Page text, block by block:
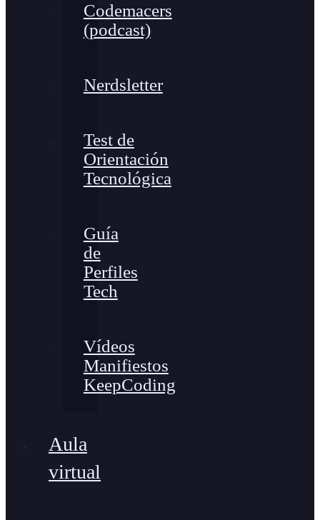
Codemacers
(podcast)
Nerdsletter
Test de
Orientación
Tecnológica
Guía
de
Perfiles
Tech
Vídeos
Manifiestos
KeepCoding
Aula
virtual